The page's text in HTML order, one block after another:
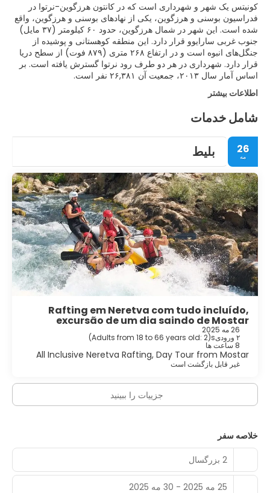
کونیتس یک شهر و شهرداری است که در کانتون هرزگوین-نرتوا در
فدراسیون بوسنی و هرزگوین، یکی از نهادهای بوسنی و هرزگوین، واقع
شده است. این شهر در شمال هرزگوین، حدود ۶۰ کیلومتر (۳۷ مایل)
جنوب غربی سارایوو قرار دارد. این منطقه کوهستانی و پوشیده از
جنگل‌های انبوه است و در ارتفاع ۲۶۸ متری (۸۷۹ فوت) از سطح دریا
قرار دارد. شهرداری در هر دو طرف رود نرتوا گسترش یافته است. بر
اساس آمار سال ۲۰۱۳، جمعیت آن ۲۶,۳۸۱ نفر است.
اطلاعات بیشتر
شامل خدمات
26
مه بلیط
Rafting em Neretva com tudo incluído,
excursão de um dia saindo de Mostar
26 مه 2025
۲ ورودیs (
Adults from 18 to 66 years old: 2
)
8 ساعت ها
All Inclusive Neretva Rafting, Day Tour from Mostar
غیر قابل بازگشت است
جزییات را ببینید
خلاصه سفر
2 بزرگسال
25 مه 2025 - 30 مه 2025